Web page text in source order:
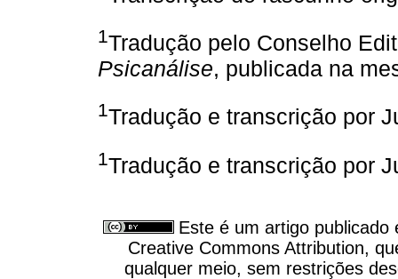
1Tradução pelo Conselho
Psicanálise, publicada na
1Tradução e transcrição por
1Tradução e transcrição por
Este é um artigo
Creative Commons Attribution,
qualquer meio, sem restrições